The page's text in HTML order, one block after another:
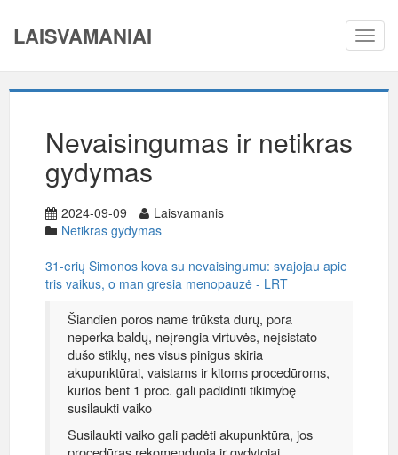
LAISVAMANIAI
Nevaisingumas ir netikras
gydymas
2024-09-09
Laisvamanis
Netikras gydymas
31-erių Simonos kova su nevaisingumu: svajojau apie
tris vaikus, o man gresia menopauzė - LRT
Šiandien poros name trūksta durų, pora
neperka baldų, neįrengia virtuvės, neįsistato
dušo stiklų, nes visus pinigus skiria
akupunktūrai, vaistams ir kitoms procedūroms,
kurios bent 1 proc. gali padidinti tikimybę
susilaukti vaiko
Susilaukti vaiko gali padėti akupunktūra, jos